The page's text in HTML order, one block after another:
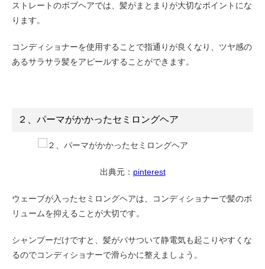
ストレートのボブヘアでは、髪がまとまりが大切なポイントにな
ります。
コンディショナーを使用することで指通りが良くなり、ツヤ感の
あるサラサラ髪をアピールすることができます。
２、パーマがかかったセミロングヘア
出典元： pinterest
ウェーブが入ったセミロングヘアは、コンディショナーで髪のボ
リュームを抑えることが大切です。
シャンプーだけですと、髪がパサついて静電気も起こりやすくな
るのでコンディショナーで滑らかに整えましょう。